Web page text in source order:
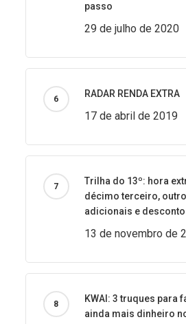
passo
29 de julho de 2020
RADAR RENDA EXTRA
17 de abril de 2019
Trilha do 13º: hora
décimo terceiro,
adicionais e
13 de novembro de
KWAI: 3 truques para
ainda mais dinheiro